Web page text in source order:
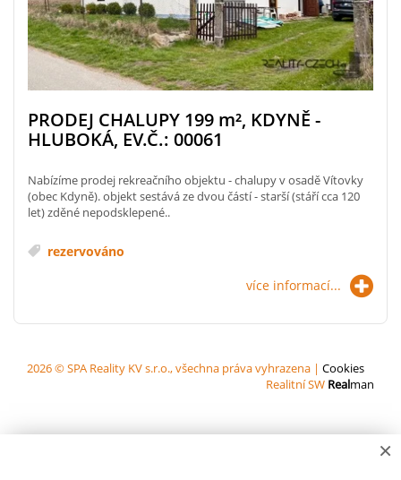
PRODEJ CHALUPY 199 m², KDYNĚ -
HLUBOKÁ, EV.Č.: 00061
Nabízíme prodej rekreačního objektu - chalupy v osadě Vítovky
(obec Kdyně). objekt sestává ze dvou částí - starší (stáří cca 120
let) zděné nepodsklepené..
rezervováno
více informací...
2026 © SPA Reality KV s.r.o., všechna práva vyhrazena | Cookies
Realitní SW Realman
×